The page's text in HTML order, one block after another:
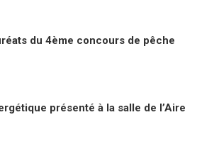
du 4ème concours de pêche
présenté à la salle de l’Aire